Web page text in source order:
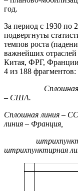
год.
За период с 1930 по
подвергнуты
темпов роста
важнейших
Китая, ФРГ,
4 из 188 фрагментов:
Сплошная
– США.
Сплошная линия –
линия – Франция,
штрихпунктирная